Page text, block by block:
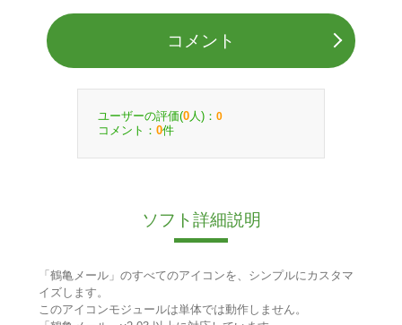
コメント
ユーザーの評価(0 人)： 0
コメント： 0件
ソフト詳細説明
「鶴亀メール」のすべてのアイコンを、シンプルにカスタマ
イズします。
このアイコンモジュールは単体では動作しません。